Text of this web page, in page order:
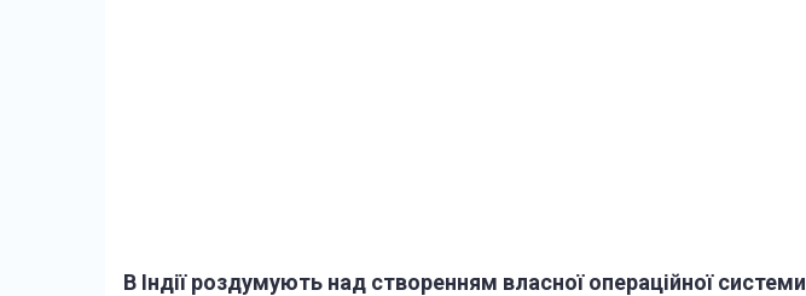
В Індії роздумують над створенням власної операційної системи